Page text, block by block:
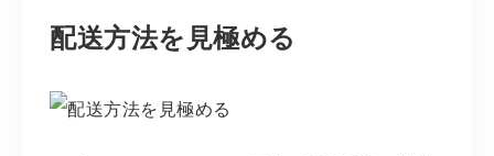
配送方法を見極める